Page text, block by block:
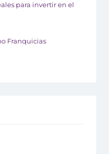
para invertir en el
Franquicias